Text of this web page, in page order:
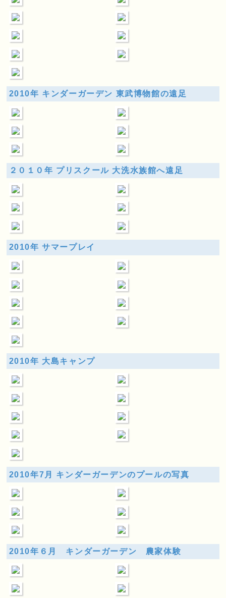
2010年 キンダーガーデン 東武博物館の遠足
２０１０年 プリスクール 大洗水族館へ遠足
2010年 サマープレイ
2010年 大島キャンプ
2010年7月 キンダーガーデンのプールの写真
2010年６月 キンダーガーデン 農家体験